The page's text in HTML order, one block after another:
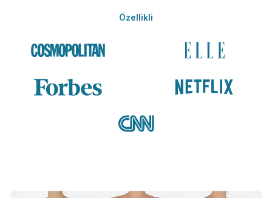
Özellikli